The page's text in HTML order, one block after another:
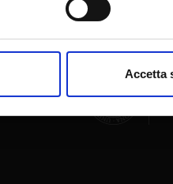
in qualsiasi momento
e social media, i quali
dei loro servizi.
Accetta